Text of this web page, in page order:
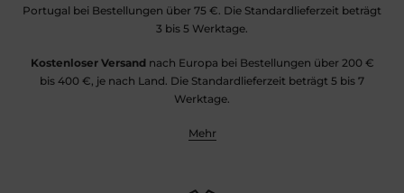
Portugal bei Bestellungen über 75 €. Die Standardlieferzeit beträgt
3 bis 5 Werktage.
Kostenloser Versandnach Europa bei Bestellungen über 200 €
bis 400 €, je nach Land. Die Standardlieferzeit beträgt 5 bis 7
Werktage.
Mehr